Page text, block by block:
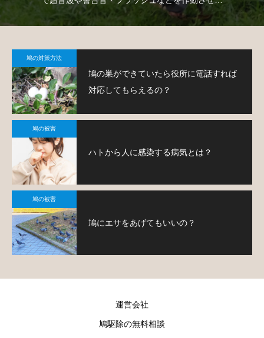
鳩の侵入を防ぐという装置です。
鳩の対策方法
鳩の巣ができていたら役所に電話すれば
対応してもらえるの？
鳩の被害
ハトから人に感染する病気とは？
鳩の被害
鳩にエサをあげてもいいの？
運営会社
鳩駆除の無料相談